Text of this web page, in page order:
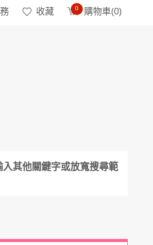
收藏 0 購物車(0)
其他關鍵字或放寬搜尋範